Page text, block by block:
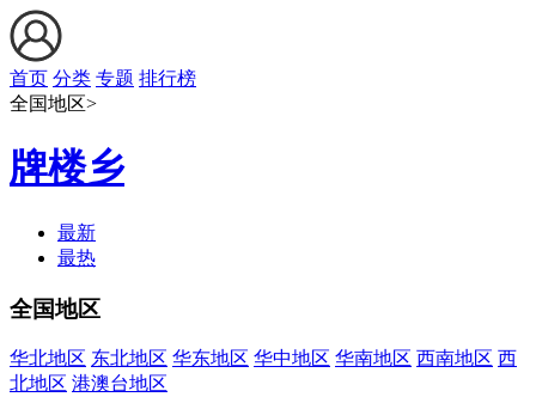
首页 分类 专题 排行榜
全国地区>
牌楼乡
最新
最热
全国地区
华北地区 东北地区 华东地区 华中地区 华南地区 西南地区 西
北地区 港澳台地区